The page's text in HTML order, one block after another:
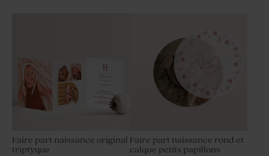
Faire part naissance original
triptyque
Faire part naissance rond et
calque petits papillons